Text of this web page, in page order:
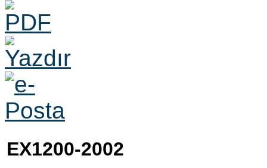
EX1200-2002